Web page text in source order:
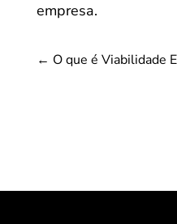
empresa.
← O que é Viabilidade